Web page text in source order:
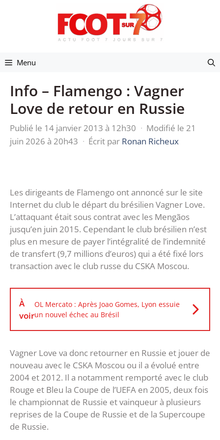
Menu
Info – Flamengo : Vagner
Love de retour en Russie
Publié le 14 janvier 2013 à 12h30 · Modifié le 21
juin 2026 à 20h43 · Écrit par Ronan Richeux
Les dirigeants de Flamengo ont annoncé sur le site
Internet du club le départ du brésilien Vagner Love.
L’attaquant était sous contrat avec les Mengãos
jusqu’en juin 2015. Cependant le club brésilien n’est
plus en mesure de payer l’intégralité de l’indemnité
de transfert (9,7 millions d’euros) qui a été fixé lors
transaction avec le club russe du CSKA Moscou.
À
voir
OL Mercato : Après Joao Gomes, Lyon essuie
un nouvel échec au Brésil
Vagner Love va donc retourner en Russie et jouer de
nouveau avec le CSKA Moscou ou il a évolué entre
2004 et 2012. Il a notamment remporté avec le club
Rouge et Bleu la Coupe de l’UEFA en 2005, deux fois
le championnat de Russie et vainqueur à plusieurs
reprises de la Coupe de Russie et de la Supercoupe
de Russie.